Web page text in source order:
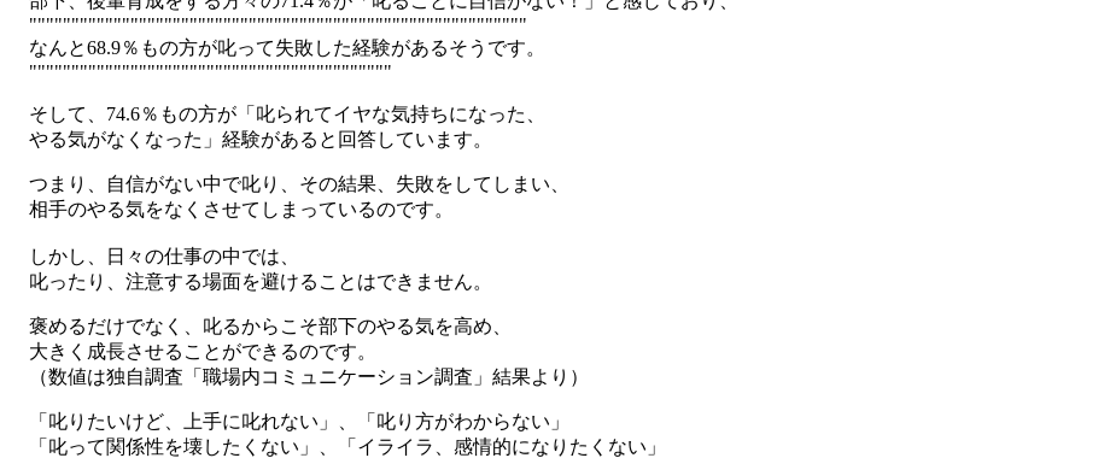
"""""""""""""""""""""""""""""""""""""""""""""""""""""""""""
なんと68.9％もの方が叱って失敗した経験があるそうです。
"""""""""""""""""""""""""""""""""""""""""""
そして、74.6％もの方が「叱られてイヤな気持ちになった、
やる気がなくなった」経験があると回答しています。
つまり、自信がない中で叱り、その結果、失敗をしてしまい、
相手のやる気をなくさせてしまっているのです。
しかし、日々の仕事の中では、
叱ったり、注意する場面を避けることはできません。
褒めるだけでなく、叱るからこそ部下のやる気を高め、
大きく成長させることができるのです。
（数値は独自調査「職場内コミュニケーション調査」結果より）
「叱りたいけど、上手に叱れない」、「叱り方がわからない」
「叱って関係性を壊したくない」、「イライラ、感情的になりたくない」